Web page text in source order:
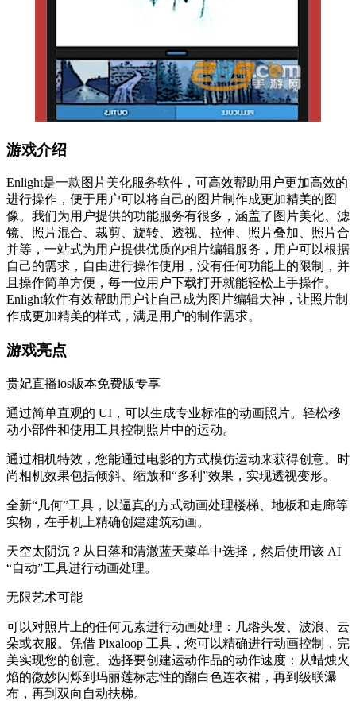
游戏介绍
Enlight是一款图片美化服务软件，可高效帮助用户更加高效的
进行操作，便于用户可以将自己的图片制作成更加精美的图
像。我们为用户提供的功能服务有很多，涵盖了图片美化、滤
镜、照片混合、裁剪、旋转、透视、拉伸、照片叠加、照片合
并等，一站式为用户提供优质的相片编辑服务，用户可以根据
自己的需求，自由进行操作使用，没有任何功能上的限制，并
且操作简单方便，每一位用户下载打开就能轻松上手操作。
Enlight软件有效帮助用户让自己成为图片编辑大神，让照片制
作成更加精美的样式，满足用户的制作需求。
游戏亮点
贵妃直播ios版本免费版专享
通过简单直观的 UI，可以生成专业标准的动画照片。轻松移
动小部件和使用工具控制照片中的运动。
通过相机特效，您能通过电影的方式模仿运动来获得创意。时
尚相机效果包括倾斜、缩放和“多利”效果，实现透视变形。
全新“几何”工具，以逼真的方式动画处理楼梯、地板和走廊等
实物，在手机上精确创建建筑动画。
天空太阴沉？从日落和清澈蓝天菜单中选择，然后使用该 AI
“自动”工具进行动画处理。
无限艺术可能
可以对照片上的任何元素进行动画处理：几绺头发、波浪、云
朵或衣服。凭借 Pixaloop 工具，您可以精确进行动画控制，完
美实现您的创意。选择要创建运动作品的动作速度：从蜡烛火
焰的微妙闪烁到玛丽莲标志性的翻白色连衣裙，再到级联瀑
布，再到双向自动扶梯。